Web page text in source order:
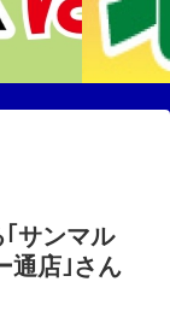
サンマル
通店｣さん